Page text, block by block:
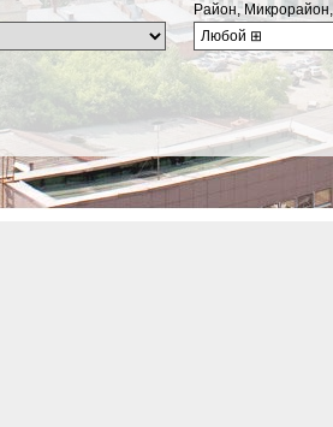
Район,
Любой ⊞